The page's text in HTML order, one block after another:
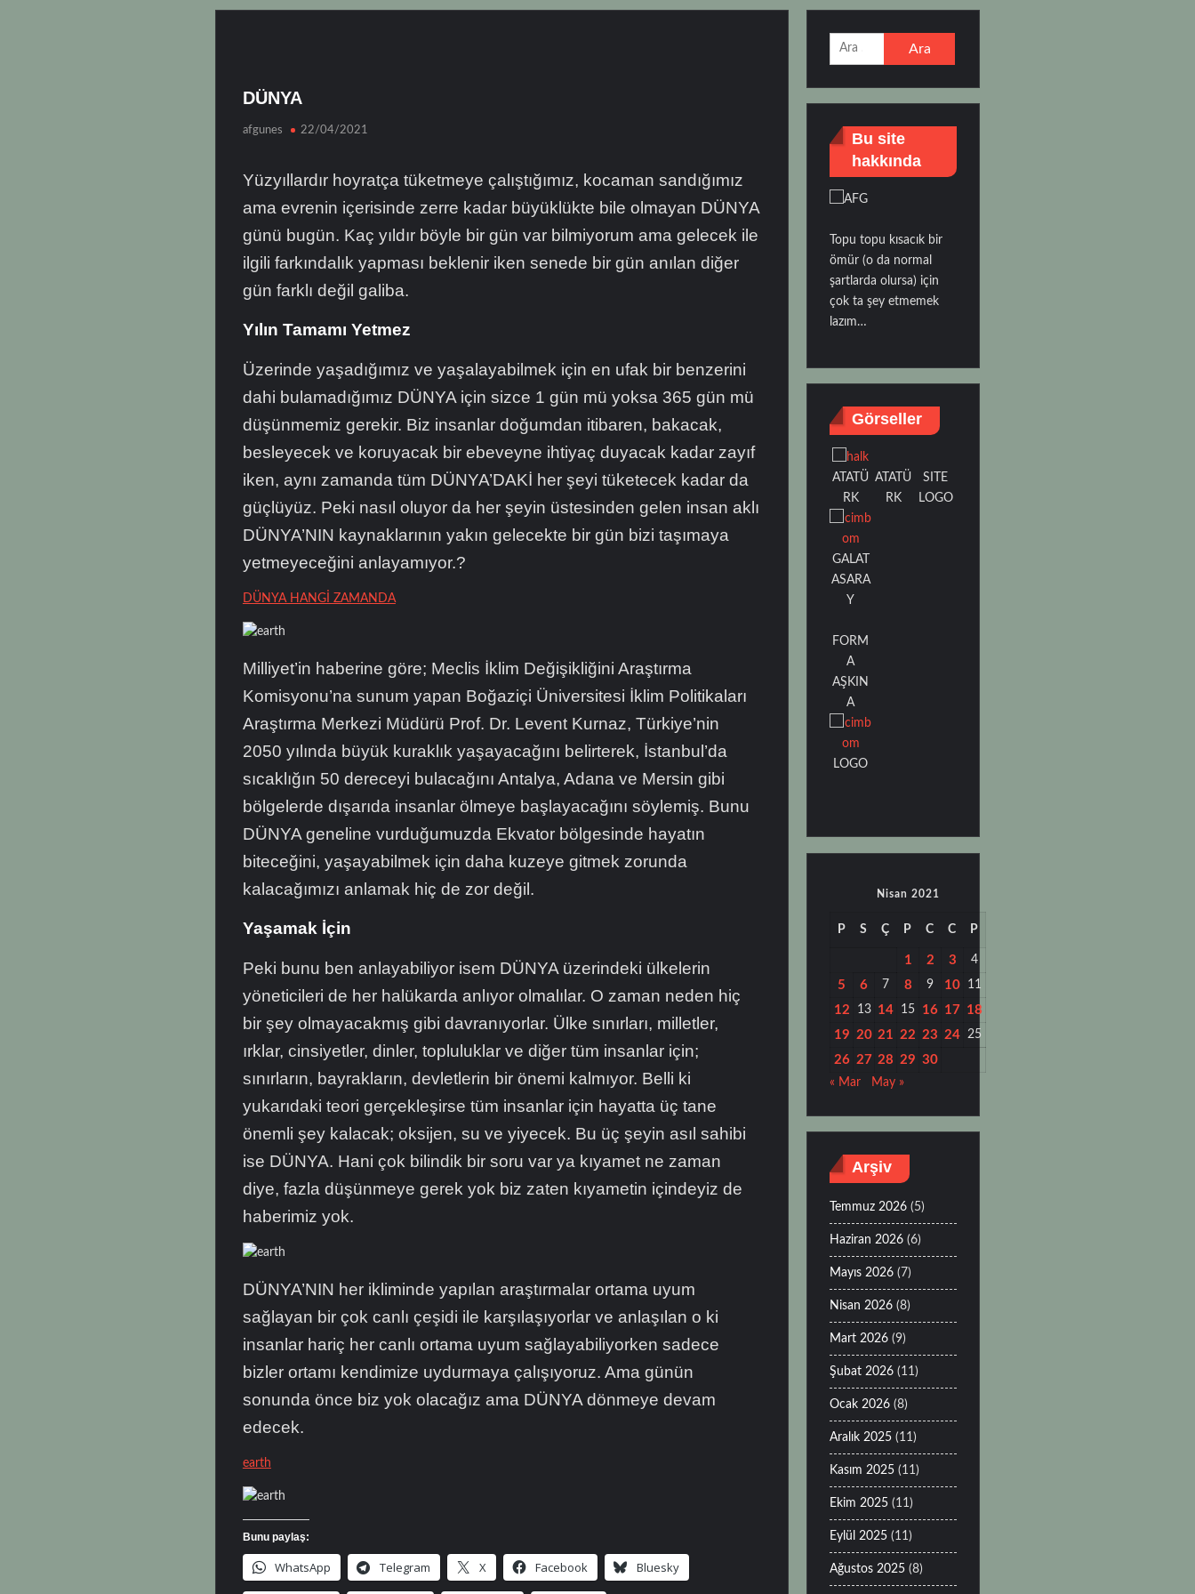
DÜNYA
afgunes 22/04/2021
Yüzyıllardır hoyratça tüketmeye çalıştığımız, kocaman sandığımız
ama evrenin içerisinde zerre kadar büyüklükte bile olmayan DÜNYA
günü bugün. Kaç yıldır böyle bir gün var bilmiyorum ama gelecek ile
ilgili farkındalık yapması beklenir iken senede bir gün anılan diğer
gün farklı değil galiba.
Yılın Tamamı Yetmez
Üzerinde yaşadığımız ve yaşalayabilmek için en ufak bir benzerini
dahi bulamadığımız DÜNYA için sizce 1 gün mü yoksa 365 gün mü
düşünmemiz gerekir. Biz insanlar doğumdan itibaren, bakacak,
besleyecek ve koruyacak bir ebeveyne ihtiyaç duyacak kadar zayıf
iken, aynı zamanda tüm DÜNYA’DAKİ her şeyi tüketecek kadar da
güçlüyüz. Peki nasıl oluyor da her şeyin üstesinden gelen insan aklı
DÜNYA’NIN kaynaklarının yakın gelecekte bir gün bizi taşımaya
yetmeyeceğini anlayamıyor.?
DÜNYA HANGİ ZAMANDA
Milliyet’in haberine göre; Meclis İklim Değişikliğini Araştırma
Komisyonu’na sunum yapan Boğaziçi Üniversitesi İklim Politikaları
Araştırma Merkezi Müdürü Prof. Dr. Levent Kurnaz, Türkiye’nin
2050 yılında büyük kuraklık yaşayacağını belirterek, İstanbul’da
sıcaklığın 50 dereceyi bulacağını Antalya, Adana ve Mersin gibi
bölgelerde dışarıda insanlar ölmeye başlayacağını söylemiş. Bunu
DÜNYA geneline vurduğumuzda Ekvator bölgesinde hayatın
biteceğini, yaşayabilmek için daha kuzeye gitmek zorunda
kalacağımızı anlamak hiç de zor değil.
Yaşamak İçin
Peki bunu ben anlayabiliyor isem DÜNYA üzerindeki ülkelerin
yöneticileri de her halükarda anlıyor olmalılar. O zaman neden hiç
bir şey olmayacakmış gibi davranıyorlar. Ülke sınırları, milletler,
ırklar, cinsiyetler, dinler, topluluklar ve diğer tüm insanlar için;
sınırların, bayrakların, devletlerin bir önemi kalmıyor. Belli ki
yukarıdaki teori gerçekleşirse tüm insanlar için hayatta üç tane
önemli şey kalacak; oksijen, su ve yiyecek. Bu üç şeyin asıl sahibi
ise DÜNYA. Hani çok bilindik bir soru var ya kıyamet ne zaman
diye, fazla düşünmeye gerek yok biz zaten kıyametin içindeyiz de
haberimiz yok.
DÜNYA’NIN her ikliminde yapılan araştırmalar ortama uyum
sağlayan bir çok canlı çeşidi ile karşılaşıyorlar ve anlaşılan o ki
insanlar hariç her canlı ortama uyum sağlayabiliyorken sadece
bizler ortamı kendimize uydurmaya çalışıyoruz. Ama günün
sonunda önce biz yok olacağız ama DÜNYA dönmeye devam
edecek.
earth
Bunu paylaş:
WhatsApp Telegram X Facebook Bluesky
Arama:
Bu site
hakkında
Topu topu kısacık bir
ömür (o da normal
şartlarda olursa) için
çok ta şey etmemek
lazım…
Görseller
ATATÜ
RK
ATATÜ
RK
SITE
LOGO
GALAT
ASARA
Y
FORM
A
AŞKIN
A
LOGO
Nisan 2021
P S Ç P C C P
1 2 3 4
5 6 7 8 9 10 11
12 13 14 15 16 17 18
19 20 21 22 23 24 25
26 27 28 29 30
« Mar May »
Arşiv
Temmuz 2026 (5)
Haziran 2026 (6)
Mayıs 2026 (7)
Nisan 2026 (8)
Mart 2026 (9)
Şubat 2026 (11)
Ocak 2026 (8)
Aralık 2025 (11)
Kasım 2025 (11)
Ekim 2025 (11)
Eylül 2025 (11)
Ağustos 2025 (8)